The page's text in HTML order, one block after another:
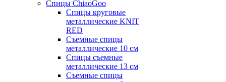
Спицы ChiaoGoo
Спицы круговые
металлические KNIT
RED
Съемные спицы
металлические 10 см
Спицы съемные
металлические 13 см
Съемные спицы